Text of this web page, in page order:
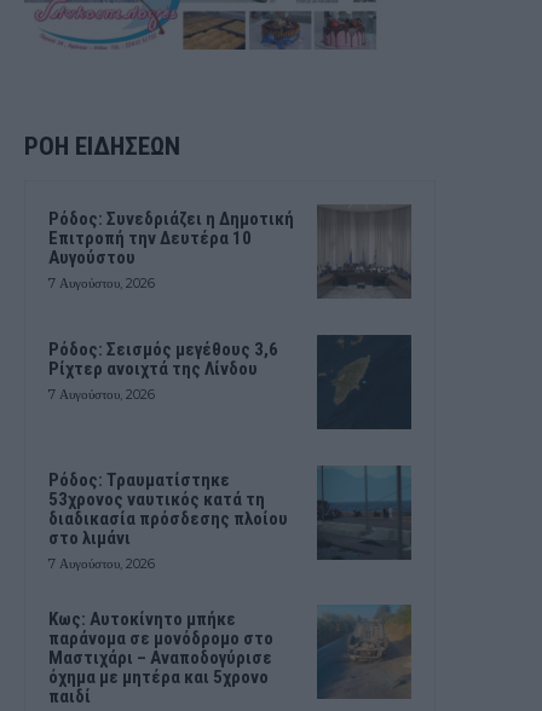
ΡΟΗ ΕΙΔΗΣΕΩΝ
Ρόδος: Συνεδριάζει η Δημοτική
Επιτροπή την Δευτέρα 10
Αυγούστου
7 Αυγούστου, 2026
Ρόδος: Σεισμός μεγέθους 3,6
Ρίχτερ ανοιχτά της Λίνδου
7 Αυγούστου, 2026
Ρόδος: Τραυματίστηκε
53χρονος ναυτικός κατά τη
διαδικασία πρόσδεσης πλοίου
στο λιμάνι
7 Αυγούστου, 2026
Kως: Αυτοκίνητο μπήκε
παράνομα σε μονόδρομο στο
Μαστιχάρι – Αναποδογύρισε
όχημα με μητέρα και 5χρονο
παιδί